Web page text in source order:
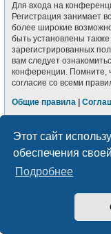
Этот сайт
обеспечения
Подробнее
Для входа на
Регистрация занимает
более широкие
быть установлены
зарегистрированных
вам следует
конференции. Помните,
согласие со всеми
Общие правила
Регистрация
QRZ.BY Форум